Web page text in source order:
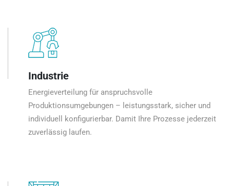
Industrie
Energieverteilung für anspruchsvolle
Produktionsumgebungen – leistungsstark, sicher und
individuell konfigurierbar. Damit Ihre Prozesse jederzeit
zuverlässig laufen.